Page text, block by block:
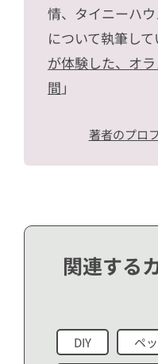
情、タイニーハ
について執筆し
が体験した、オ
間 」
著者のプロ
関連する
DIY ペ